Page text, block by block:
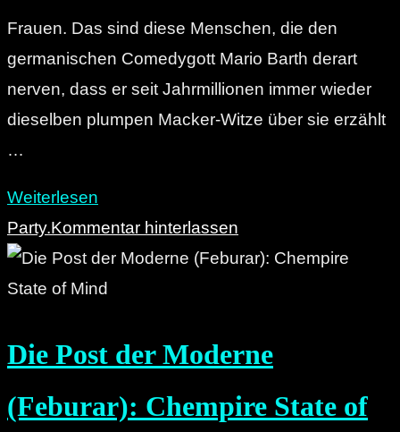
Frauen. Das sind diese Menschen, die den
germanischen Comedygott Mario Barth derart
nerven, dass er seit Jahrmillionen immer wieder
dieselben plumpen Macker-Witze über sie erzählt
…
Weiterlesen
Post
der
Moderne
Mackers
Party.Kommentar hinterlassen
Die Post der Moderne
(Feburar): Chempire State of